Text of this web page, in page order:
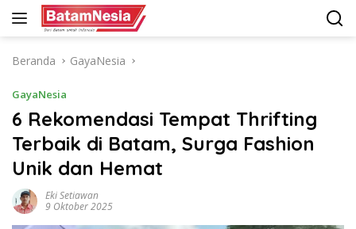
Langsung
Beranda
GayaNesia
GayaNesia
6 Rekomendasi Tempat Thrifting
Terbaik di Batam, Surga Fashion
Unik dan Hemat
Eki Setiawan
9 Oktober 2025